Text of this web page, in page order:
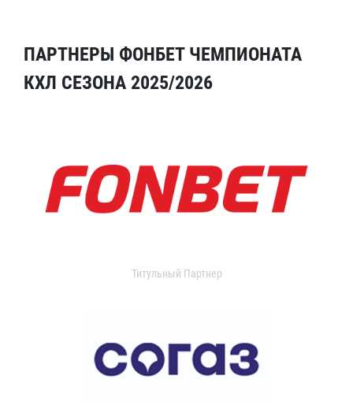
ПАРТНЕРЫ ФОНБЕТ ЧЕМПИОНАТА
КХЛ СЕЗОНА 2025/2026
Титульный Партнер